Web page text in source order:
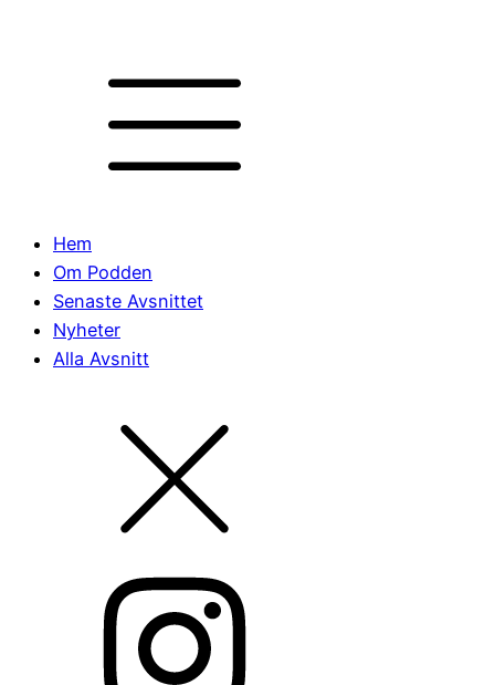
Hem
Om Podden
Senaste Avsnittet
Nyheter
Alla Avsnitt